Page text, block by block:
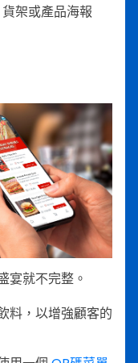
架或產品海報
宴就不完整。
料，以增強顧客的